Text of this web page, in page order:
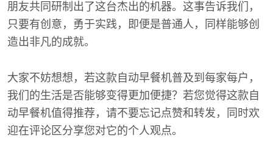
朋友共同研制出了这台杰出的机器。这事告诉我们，
只要有创意，勇于实践，即便是普通人，同样能够创
造出非凡的成就。
大家不妨想想，若这款自动早餐机普及到每家每户，
我们的生活是否能够变得更加便捷？若您觉得这款自
动早餐机值得推荐，请不要忘记点赞和转发，同时欢
迎在评论区分享您对它的个人观点。